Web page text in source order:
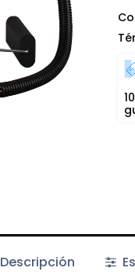
Descripción